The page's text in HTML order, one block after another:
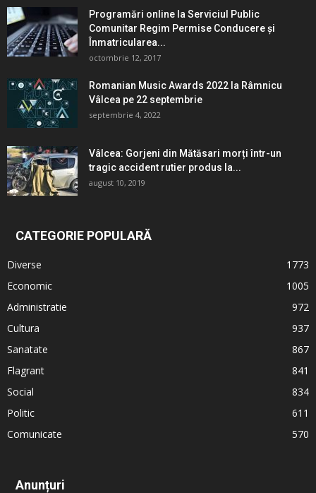
Programări online la Serviciul Public
Comunitar Regim Permise Conducere şi
Înmatricularea...
octombrie 12, 2017
Romanian Music Awards 2022 la Râmnicu
Vâlcea pe 22 septembrie
septembrie 4, 2022
Vâlcea: Gorjeni din Mătăsari morți într-un
tragic accident rutier produs la...
august 10, 2019
CATEGORIE POPULARĂ
Diverse
1773
Economic
1005
Administratie
972
Cultura
937
Sanatate
867
Flagrant
841
Social
834
Politic
611
Comunicate
570
Anunțuri